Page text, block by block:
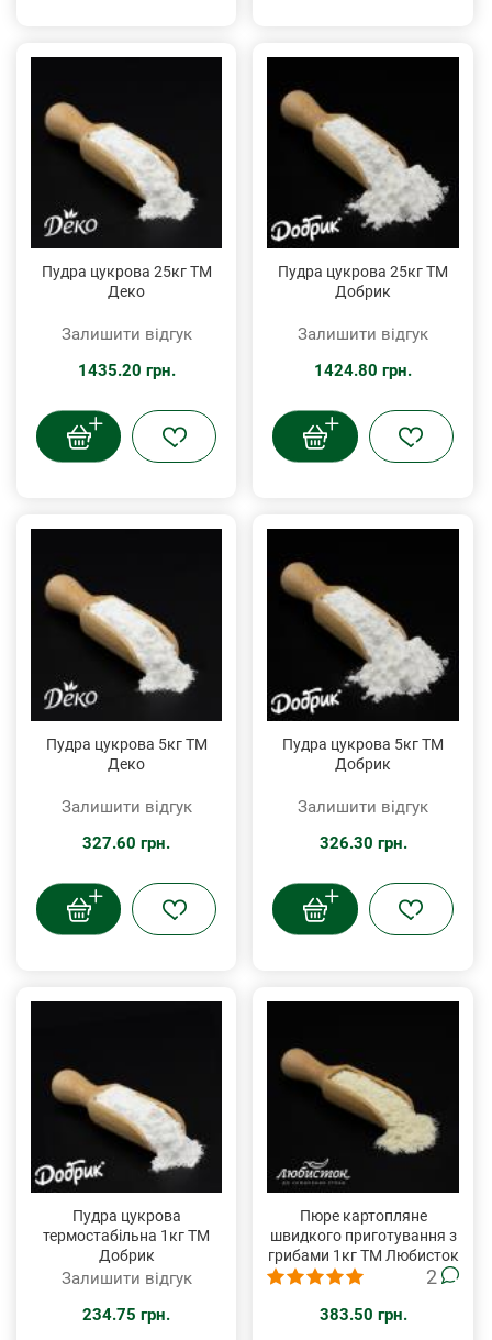
Пудра цукрова 25кг ТМ
Деко
Залишити відгук
1435.20 грн.
Пудра цукрова 25кг ТМ
Добрик
Залишити відгук
1424.80 грн.
Пудра цукрова 5кг ТМ
Деко
Залишити відгук
327.60 грн.
Пудра цукрова 5кг ТМ
Добрик
Залишити відгук
326.30 грн.
Пудра цукрова
термостабільна 1кг ТМ
Добрик
Залишити відгук
234.75 грн.
Пюре картопляне
швидкого приготування з
грибами 1кг ТМ Любисток
2
383.50 грн.